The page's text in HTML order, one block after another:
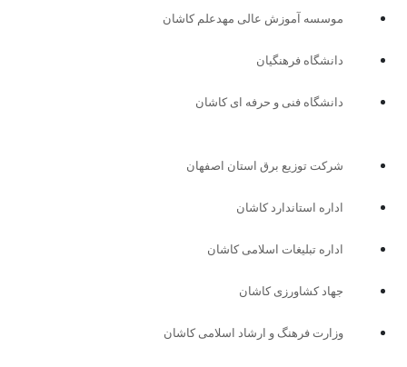
موسسه آموزش عالی مهدعلم کاشان
دانشگاه فرهنگیان
دانشگاه فنی و حرفه ای کاشان
شرکت توزیع برق استان اصفهان
اداره استاندارد كاشان
اداره تبلیغات اسلامی کاشان
جهاد کشاورزی کاشان
وزارت فرهنگ و ارشاد اسلامی کاشان